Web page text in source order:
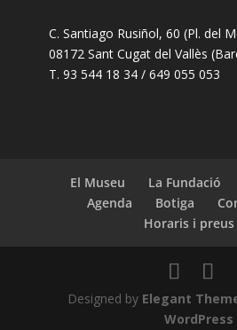
C. Santiago Rusiñol, 60 (Pl. del
08172 Sant Cugat del Vallès
T. 93 544 18 34 / 649 055 053
El Museu La Fundació
Agenda
Botiga
Horaris i preus
Designed by Elegant
WordPress